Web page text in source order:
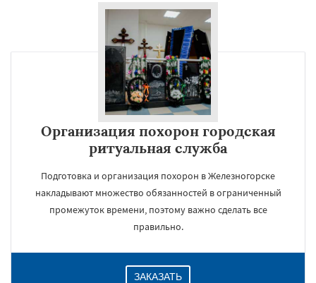
Организация похорон городская
ритуальная служба
Подготовка и организация похорон в Железногорске
накладывают множество обязанностей в ограниченный
промежуток времени, поэтому важно сделать все
правильно.
ЗАКАЗАТЬ
Даю согласие на обработку персональных данных